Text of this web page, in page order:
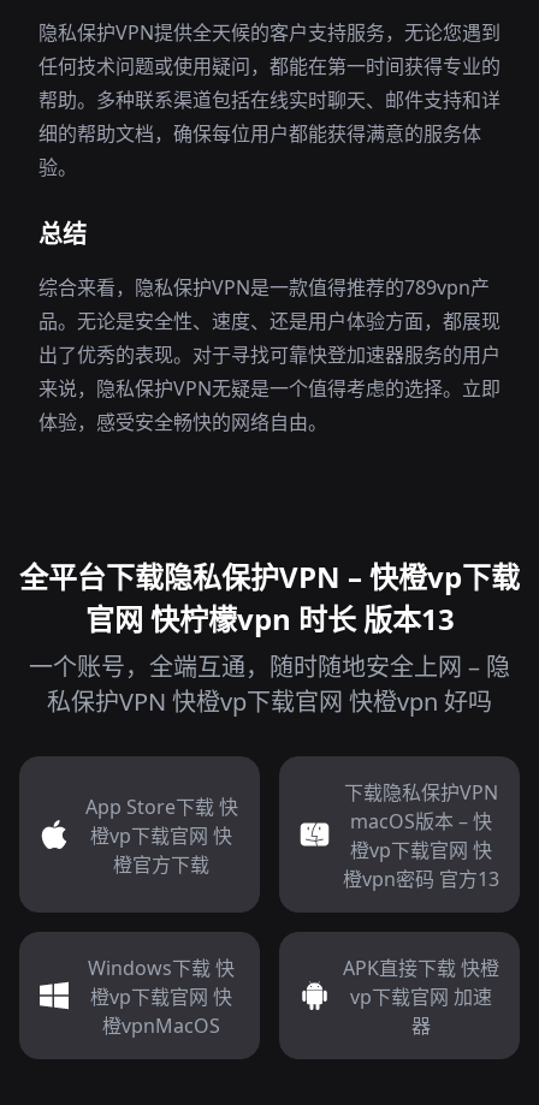
隐私保护VPN提供全天候的客户支持服务，无论您遇到
任何技术问题或使用疑问，都能在第一时间获得专业的
帮助。多种联系渠道包括在线实时聊天、邮件支持和详
细的帮助文档，确保每位用户都能获得满意的服务体
验。
总结
综合来看，隐私保护VPN是一款值得推荐的789vpn产
品。无论是安全性、速度、还是用户体验方面，都展现
出了优秀的表现。对于寻找可靠快登加速器服务的用户
来说，隐私保护VPN无疑是一个值得考虑的选择。立即
体验，感受安全畅快的网络自由。
全平台下载隐私保护VPN – 快橙vp下载
官网 快柠檬vpn 时长 版本13
一个账号，全端互通，随时随地安全上网 – 隐
私保护VPN 快橙vp下载官网 快橙vpn 好吗
App Store下载 快
橙vp下载官网 快
橙官方下载
下载隐私保护VPN
macOS版本 – 快
橙vp下载官网 快
橙vpn密码 官方13
Windows下载 快
橙vp下载官网 快
橙vpnMacOS
APK直接下载 快橙
vp下载官网 加速
器